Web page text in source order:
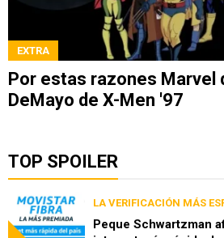
EXTRA
Por estas razones Marvel
DeMayo de X-Men '97
TOP SPOILER
LA VERIFICACIÓN MÁS
Peque Schwartzman